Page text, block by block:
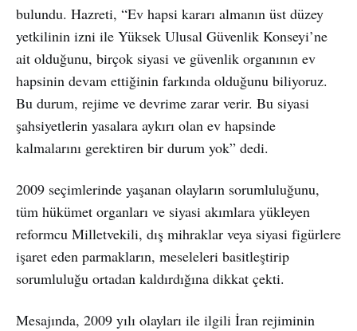
bulundu. Hazreti, “Ev hapsi kararı almanın üst düzey
yetkilinin izni ile Yüksek Ulusal Güvenlik Konseyi’ne
ait olduğunu, birçok siyasi ve güvenlik organının ev
hapsinin devam ettiğinin farkında olduğunu biliyoruz.
Bu durum, rejime ve devrime zarar verir. Bu siyasi
şahsiyetlerin yasalara aykırı olan ev hapsinde
kalmalarını gerektiren bir durum yok” dedi.
2009 seçimlerinde yaşanan olayların sorumluluğunu,
tüm hükümet organları ve siyasi akımlara yükleyen
reformcu Milletvekili, dış mihraklar veya siyasi figürlere
işaret eden parmakların, meseleleri basitleştirip
sorumluluğu ortadan kaldırdığına dikkat çekti.
Mesajında, 2009 yılı olayları ile ilgili İran rejiminin